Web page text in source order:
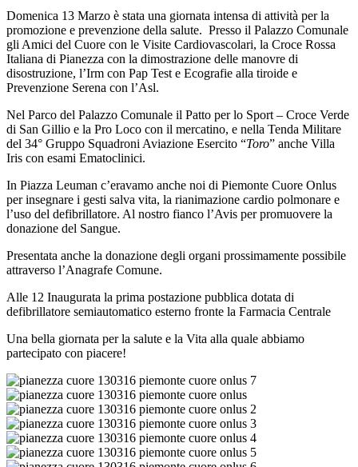
Domenica 13 Marzo è stata una giornata intensa di attività per la
promozione e prevenzione della salute. Presso il Palazzo Comunale
gli Amici del Cuore con le Visite Cardiovascolari, la Croce Rossa
Italiana di Pianezza con la dimostrazione delle manovre di
disostruzione, l’Irm con Pap Test e Ecografie alla tiroide e
Prevenzione Serena con l’Asl.
Nel Parco del Palazzo Comunale il Patto per lo Sport – Croce Verde
di San Gillio e la Pro Loco con il mercatino, e nella Tenda Militare
del 34° Gruppo Squadroni Aviazione Esercito “Toro” anche Villa
Iris con esami Ematoclinici.
In Piazza Leuman c’eravamo anche noi di Piemonte Cuore Onlus
per insegnare i gesti salva vita, la rianimazione cardio polmonare e
l’uso del defibrillatore. Al nostro fianco l’Avis per promuovere la
donazione del Sangue.
Presentata anche la donazione degli organi prossimamente possibile
attraverso l’Anagrafe Comune.
Alle 12 Inaugurata la prima postazione pubblica dotata di
defibrillatore semiautomatico esterno fronte la Farmacia Centrale
Una bella giornata per la salute e la Vita alla quale abbiamo
partecipato con piacere!